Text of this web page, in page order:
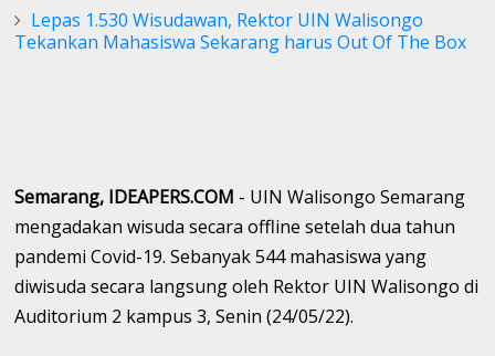
Lepas 1.530 Wisudawan, Rektor UIN Walisongo
Tekankan Mahasiswa Sekarang harus Out Of The Box
Semarang, IDEAPERS.COM - UIN Walisongo Semarang
mengadakan wisuda secara offline setelah dua tahun
pandemi Covid-19. Sebanyak 544 mahasiswa yang
diwisuda secara langsung oleh Rektor UIN Walisongo di
Auditorium 2 kampus 3, Senin (24/05/22).